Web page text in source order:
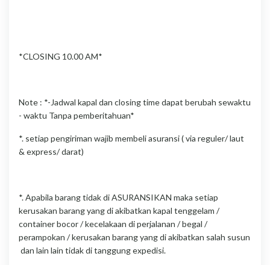
*CLOSING 10.00 AM*
Note : *-Jadwal kapal dan closing time dapat berubah sewaktu
- waktu Tanpa pemberitahuan*
*. setiap pengiriman wajib membeli asuransi ( via reguler/ laut
& express/ darat)
*. Apabila barang tidak di ASURANSIKAN maka setiap
kerusakan barang yang di akibatkan kapal tenggelam /
container bocor / kecelakaan di perjalanan / begal /
perampokan / kerusakan barang yang di akibatkan salah susun
dan lain lain tidak di tanggung expedisi.